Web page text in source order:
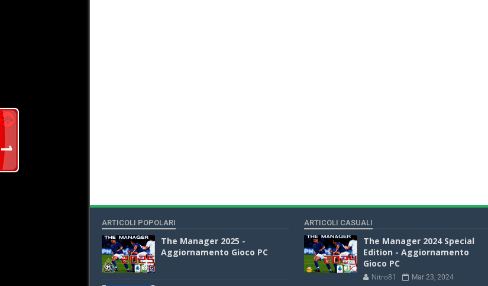
ARTICOLI POPOLARI
The Manager 2025 -
Aggiornamento Gioco PC
ARTICOLI CASUALI
The Manager 2024 Special
Edition - Aggiornamento
Gioco PC
Nitro81 Mar 23, 2024